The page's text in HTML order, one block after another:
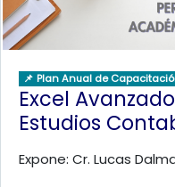
📌 Plan Anual de
Excel
Estudios
Expone: Cr. Lucas